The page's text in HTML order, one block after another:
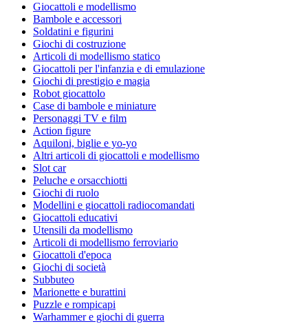
Giocattoli e modellismo
Bambole e accessori
Soldatini e figurini
Giochi di costruzione
Articoli di modellismo statico
Giocattoli per l'infanzia e di emulazione
Giochi di prestigio e magia
Robot giocattolo
Case di bambole e miniature
Personaggi TV e film
Action figure
Aquiloni, biglie e yo-yo
Altri articoli di giocattoli e modellismo
Slot car
Peluche e orsacchiotti
Giochi di ruolo
Modellini e giocattoli radiocomandati
Giocattoli educativi
Utensili da modellismo
Articoli di modellismo ferroviario
Giocattoli d'epoca
Giochi di società
Subbuteo
Marionette e burattini
Puzzle e rompicapi
Warhammer e giochi di guerra